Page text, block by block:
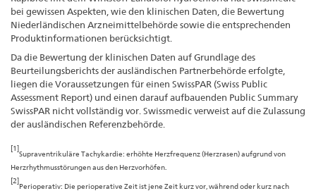
bei gewissen Aspekten, wie den klinischen Daten, die Bewertung
Niederländischen Arzneimittelbehörde sowie die entsprechenden
Produktinformationen berücksichtigt.
Da die Bewertung der klinischen Daten auf Grundlage des
Beurteilungsberichts der ausländischen Partnerbehörde erfolgte,
liegen die Voraussetzungen für einen SwissPAR (Swiss Public
Assessment Report) und einen darauf aufbauenden Public Summary
SwissPAR nicht vollständig vor. Swissmedic verweist auf die Zulassung
der ausländischen Referenzbehörde.
[1]
Supraventrikuläre Tachykardie: erhöhte Herzfrequenz (Herzrasen) aufgrund von
Herzrhythmusstörungen aus den Herzvorhöfen.
[2]
Perioperativ: Die perioperative Zeit ist jene Zeit kurz vor, während oder kurz nach